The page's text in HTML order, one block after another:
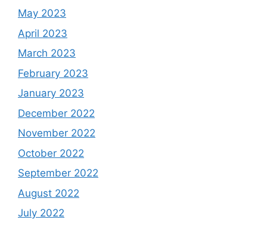
May 2023
April 2023
March 2023
February 2023
January 2023
December 2022
November 2022
October 2022
September 2022
August 2022
July 2022